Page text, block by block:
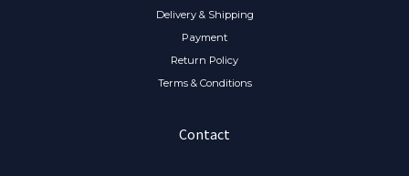
Delivery & Shipping
Payment
Return Policy
Terms & Conditions
Contact